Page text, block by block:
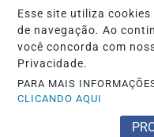
Esse site utiliza
de navegação. Ao
você concorda com
Privacidade.
PARA MAIS
CLICANDO AQUI